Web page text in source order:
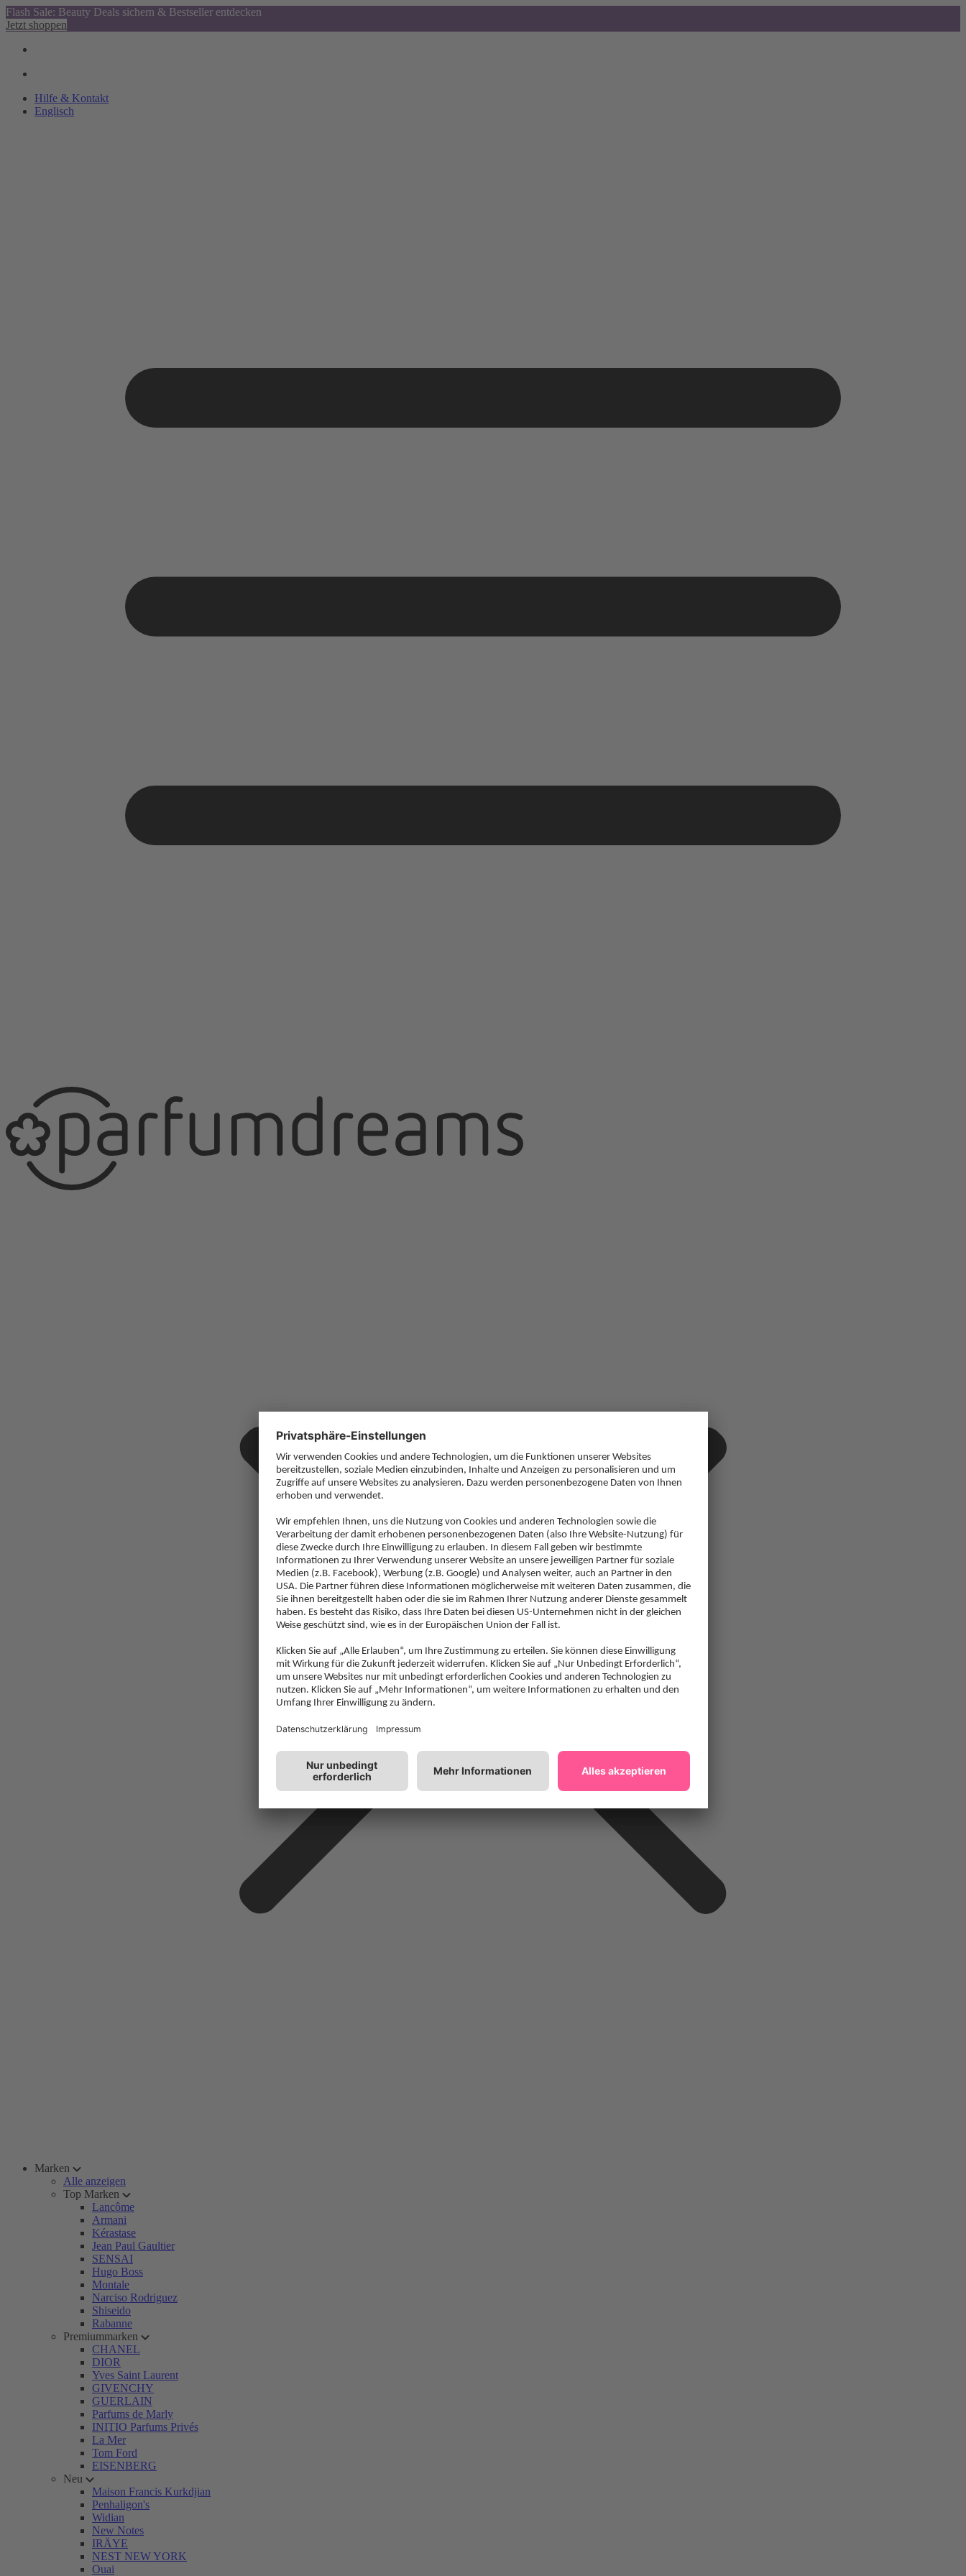
Flash Sale: Beauty Deals sichern & Bestseller entdecken
Jetzt shoppen
Hilfe & Kontakt
Englisch
Marken
Alle anzeigen
Top Marken
Lancôme
Armani
Kérastase
Jean Paul Gaultier
SENSAI
Hugo Boss
Montale
Narciso Rodriguez
Shiseido
Rabanne
Premiummarken
CHANEL
DIOR
Yves Saint Laurent
GIVENCHY
GUERLAIN
Parfums de Marly
INITIO Parfums Privés
La Mer
Tom Ford
EISENBERG
Neu
Maison Francis Kurkdjian
Penhaligon's
Widian
New Notes
IRÄYE
NEST NEW YORK
Ouai